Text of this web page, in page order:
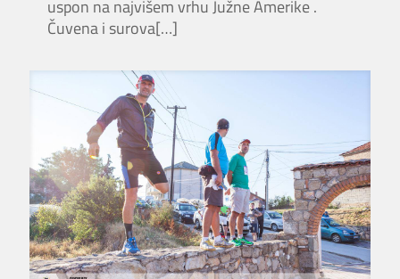
uspon na najvišem vrhu Južne Amerike .
Čuvena i surova[…]